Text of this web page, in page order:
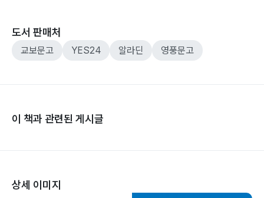
도서 판매처
교보문고 YES24 알라딘 영풍문고
이 책과 관련된 게시글
상세 이미지